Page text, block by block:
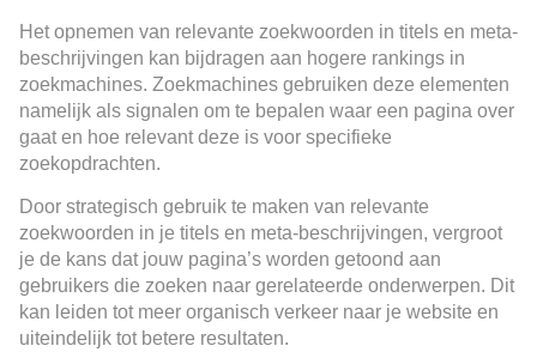
Het opnemen van relevante zoekwoorden in titels en meta-
beschrijvingen kan bijdragen aan hogere rankings in
zoekmachines. Zoekmachines gebruiken deze elementen
namelijk als signalen om te bepalen waar een pagina over
gaat en hoe relevant deze is voor specifieke
zoekopdrachten.
Door strategisch gebruik te maken van relevante
zoekwoorden in je titels en meta-beschrijvingen, vergroot
je de kans dat jouw pagina’s worden getoond aan
gebruikers die zoeken naar gerelateerde onderwerpen. Dit
kan leiden tot meer organisch verkeer naar je website en
uiteindelijk tot betere resultaten.